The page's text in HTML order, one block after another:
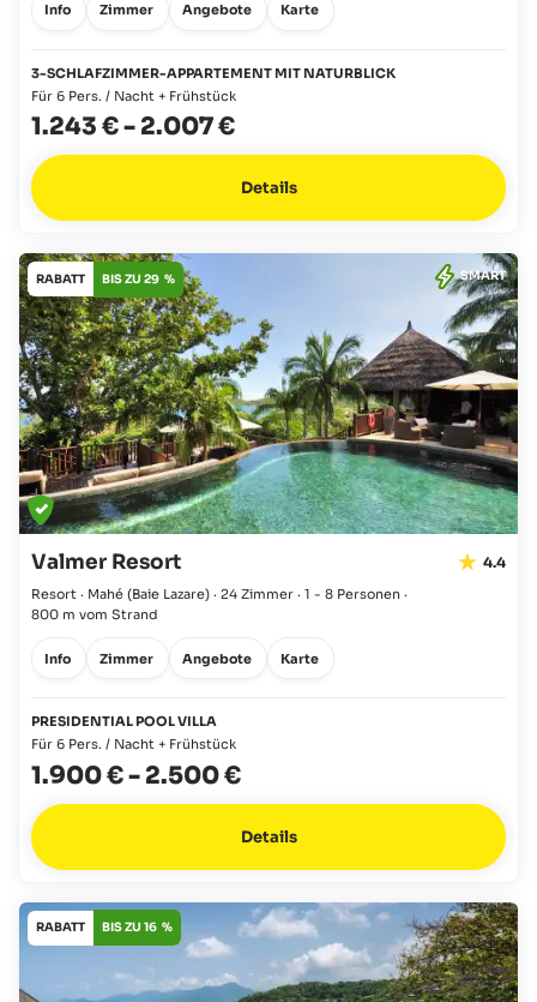
Info Zimmer Angebote Karte
3-SCHLAFZIMMER-APPARTEMENT MIT NATURBLICK
Für 6 Pers. / Nacht + Frühstück
1.243 €- 2.007 €
Details
RABATT BIS ZU 29 % SMART
Valmer Resort 4.4
Resort · Mahé (Baie Lazare) · 24 Zimmer · 1 - 8 Personen ·
800 m vom Strand
Info Zimmer Angebote Karte
PRESIDENTIAL POOL VILLA
Für 6 Pers. / Nacht + Frühstück
1.900 €- 2.500 €
Details
RABATT BIS ZU 16 %